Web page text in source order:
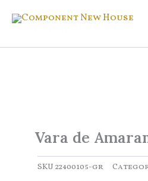
Vara de
SKU 22400105-gr